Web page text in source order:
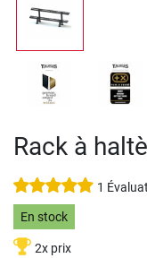
Rack à
1
En stock
2x prix